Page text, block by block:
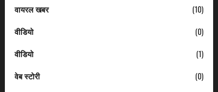
वायरल खबर
(10)
वीडियो
(0)
वीडियो
(1)
वेब स्टोरी
(0)